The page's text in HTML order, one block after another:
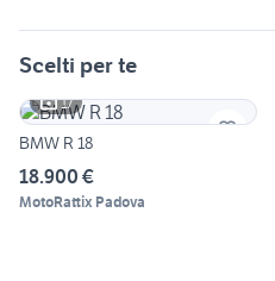
Scelti per te
17
BMW R 18
18.900 €
MotoRattix Padova